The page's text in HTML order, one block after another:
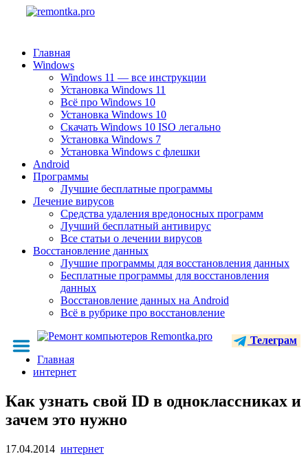
Главная
Windows
Windows 11 — все инструкции
Установка Windows 11
Всё про Windows 10
Установка Windows 10
Скачать Windows 10 ISO легально
Установка Windows 7
Установка Windows с флешки
Android
Программы
Лучшие бесплатные программы
Лечение вирусов
Средства удаления вредоносных программ
Лучший бесплатный антивирус
Все статьи о лечении вирусов
Восстановление данных
Лучшие программы для восстановления данных
Бесплатные программы для восстановления
данных
Восстановление данных на Android
Всё в рубрике про восстановление
Телеграм
Главная
интернет
Как узнать свой ID в одноклассниках и
зачем это нужно
17.04.2014 интернет